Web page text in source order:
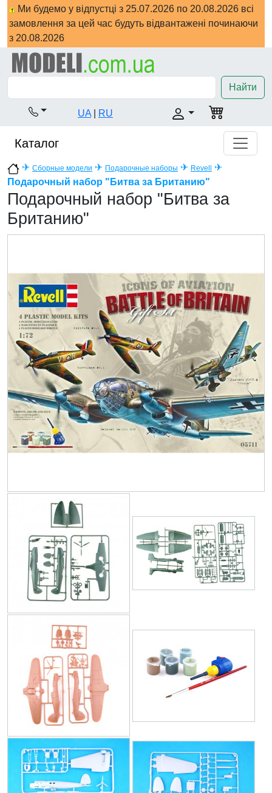
Ми будемо у відпустці з 25.07.2026 по 20.08.2026 всі
замовлення за цей час будуть відвантажені починаючи
з 20.08.2026
Найти
UA RU
Каталог
✈ Сборные модели ✈ Подарочные наборы ✈ Revell
✈
Подарочный набор "Битва за Британию"
Подарочный набор "Битва за
Британию"